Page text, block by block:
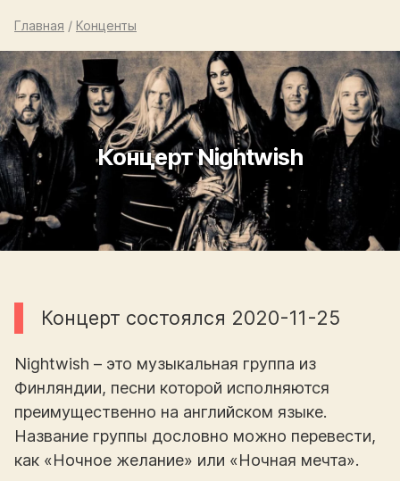
Главная / Конценты
Концерт Nightwish
Концерт состоялся 2020-11-25
Nightwish – это музыкальная группа из
Финляндии, песни которой исполняются
преимущественно на английском языке.
Название группы дословно можно перевести,
как «Ночное желание» или «Ночная мечта».